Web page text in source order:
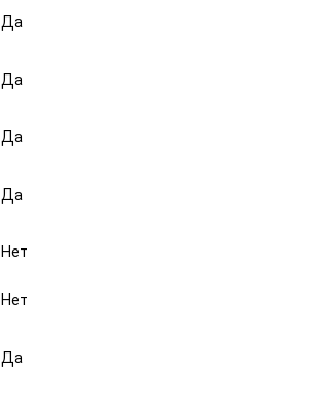
Да
Да
Да
Да
Нет
Нет
Да